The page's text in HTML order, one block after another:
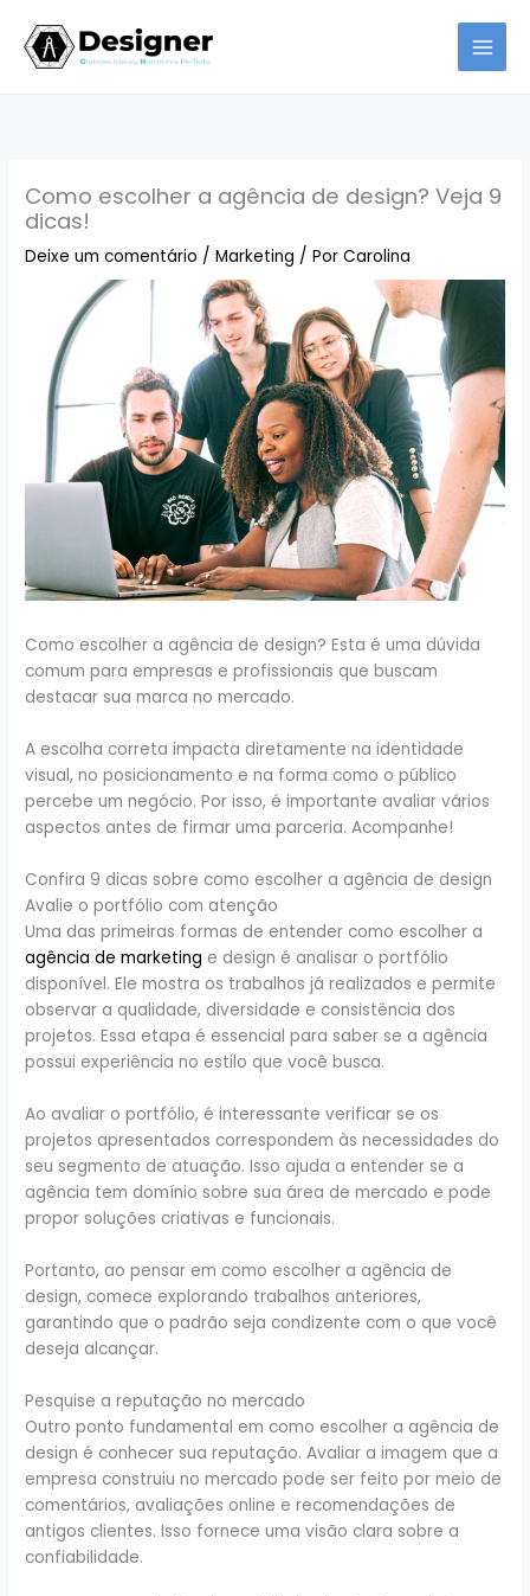
para
Como escolher a agência de design? Veja 9
dicas!
Deixe um comentário /Marketing / PorCarolina
Como escolher a agência de design? Esta é uma dúvida
comum para empresas e profissionais que buscam
destacar sua marca no mercado.
A escolha correta impacta diretamente na identidade
visual, no posicionamento e na forma como o público
percebe um negócio. Por isso, é importante avaliar vários
aspectos antes de firmar uma parceria. Acompanhe!
Confira 9 dicas sobre como escolher a agência de design
Avalie o portfólio com atenção
Uma das primeiras formas de entender como escolher a
agência de marketing e design é analisar o portfólio
disponível. Ele mostra os trabalhos já realizados e permite
observar a qualidade, diversidade e consistência dos
projetos. Essa etapa é essencial para saber se a agência
possui experiência no estilo que você busca.
Ao avaliar o portfólio, é interessante verificar se os
projetos apresentados correspondem às necessidades do
seu segmento de atuação. Isso ajuda a entender se a
agência tem domínio sobre sua área de mercado e pode
propor soluções criativas e funcionais.
Portanto, ao pensar em como escolher a agência de
design, comece explorando trabalhos anteriores,
garantindo que o padrão seja condizente com o que você
deseja alcançar.
Pesquise a reputação no mercado
Outro ponto fundamental em como escolher a agência de
design é conhecer sua reputação. Avaliar a imagem que a
empresa construiu no mercado pode ser feito por meio de
comentários, avaliações online e recomendações de
antigos clientes. Isso fornece uma visão clara sobre a
confiabilidade.